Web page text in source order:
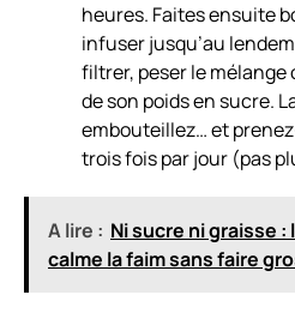
heures. Faites ensuite
infuser jusqu’au
filtrer, peser le
de son poids en sucre.
embouteillez… et
trois fois par jour (pas
A lire : Ni sucre ni graisse
calme la faim sans faire